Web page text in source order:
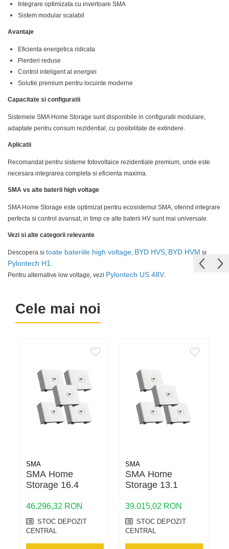
Victron Energy
H2
HV
US
SMA
Sungrow
SBH
Accesorii stocare
Cabluri aluminiu armat
Cabluri aluminiu coaxial bransament
Cabluri aluminiu nearmat
Cabluri aluminiu torsadat/aerian
Cabluri energie joasa tensiune -
cupru
Cabluri cupru armat
Cabluri cupru flexibil
Cabluri flexibile
Cabluri medie tensiune
Cabluri medie tensiune aluminiu
Cabluri speciale
Conductori flexibili cupru
Conductori rigizi cupru
Cabluri alarma
Cabluri semnalizare incendiu
Cabluri semnalizare si control
ecranate
Cutie ABS modulara
Doze
Doze aparat
Jgheaburi
Jgheab metalic perforat
Tablou metalic
Tablou organizare santier
echipat
Tablou organizare santier
necablat
Tub flexibil
Tub flexibil dublu perete (corugata)
Tub flexibil metalic
Platbanda
Intrerupatoare automate
AFDD
Intrerupatoare automate de putere
Intrerupatoare automate diferentiale
Intrerupatoare automate modulare
Separator sarcina
Relee
Releu monitorizare tensiune
Separator fuzibil
Separator fuzibil aplicatii fotovoltaice
Sigurante fuzibile
Aplica LED
Instalatii sarbatori
Lanterne
Stalpi de iluminat
Integrare optimizata cu invertoare SMA
Sistem modular scalabil
Avantaje
Eficienta energetica ridicata
Pierderi reduse
Control inteligent al energiei
Solutie premium pentru locuinte moderne
Capacitate si configuratii
Sistemele SMA Home Storage sunt disponibile in configuratii modulare,
adaptate pentru consum rezidential, cu posibilitate de extindere.
Aplicatii
Recomandat pentru sisteme fotovoltaice rezidentiale premium, unde este
necesara integrarea completa si eficienta maxima.
SMA vs alte baterii high voltage
SMA Home Storage este optimizat pentru ecosistemul SMA, oferind integrare
perfecta si control avansat, in timp ce alte baterii HV sunt mai universale.
Vezi si alte categorii relevante
Descopera si toate bateriile high voltage, BYD HVS, BYD HVM si
Pylontech H1 .
Pentru alternative low voltage, vezi Pylontech US 48V.
Cele mai noi
SMA
SMA Home
Storage 16.4
46.296,32 RON
STOC DEPOZIT
CENTRAL
SMA
SMA Home
Storage 13.1
39.015,02 RON
STOC DEPOZIT
CENTRAL